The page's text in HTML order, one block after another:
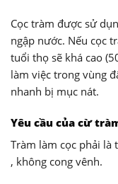
Cọc tràm được sử
ngập nước. Nếu cọc
tuổi thọ sẽ khá cao
làm việc trong vùng
nhanh bị mục nát.
Yêu cầu của cừ
Tràm làm cọc phải là
, không cong vênh.